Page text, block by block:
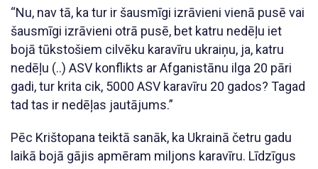
“Nu, nav tā, ka tur ir šausmīgi izrāvieni vienā pusē vai
šausmīgi izrāvieni otrā pusē, bet katru nedēļu iet
bojā tūkstošiem cilvēku karavīru ukraiņu, ja, katru
nedēļu (..) ASV konflikts ar Afganistānu ilga 20 pāri
gadi, tur krita cik, 5000 ASV karavīru 20 gados? Tagad
tad tas ir nedēļas jautājums.”
Pēc Krištopana teiktā sanāk, ka Ukrainā četru gadu
laikā bojā gājis apmēram miljons karavīru. Līdzīgus